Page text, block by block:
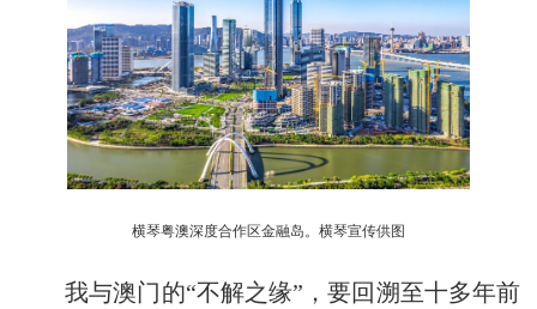
横琴粤澳深度合作区金融岛。横琴宣传供图
我与澳门的“不解之缘”，要回溯至十多年前